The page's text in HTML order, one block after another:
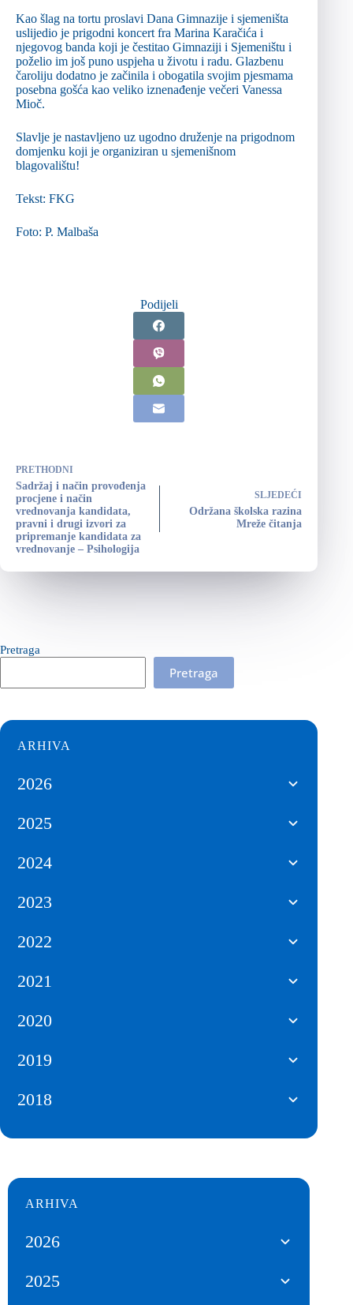
Kao šlag na tortu proslavi Dana Gimnazije i sjemeništa
uslijedio je prigodni koncert fra Marina Karačića i
njegovog banda koji je čestitao Gimnaziji i Sjemeništu i
poželio im još puno uspjeha u životu i radu. Glazbenu
čaroliju dodatno je začinila i obogatila svojim pjesmama
posebna gošća kao veliko iznenađenje večeri Vanessa
Mioč.
Slavlje je nastavljeno uz ugodno druženje na prigodnom
domjenku koji je organiziran u sjemenišnom
blagovalištu!
Tekst: FKG
Foto: P. Malbaša
Podijeli
PRETHODNI
Sadržaj i način provođenja
procjene i način
vrednovanja kandidata,
pravni i drugi izvori za
pripremanje kandidata za
vrednovanje – Psihologija
SLJEDEĆI
Održana školska razina
Mreže čitanja
Pretraga
Pretraga
ARHIVA
2026
2025
2024
2023
2022
2021
2020
2019
2018
ARHIVA
2026
2025